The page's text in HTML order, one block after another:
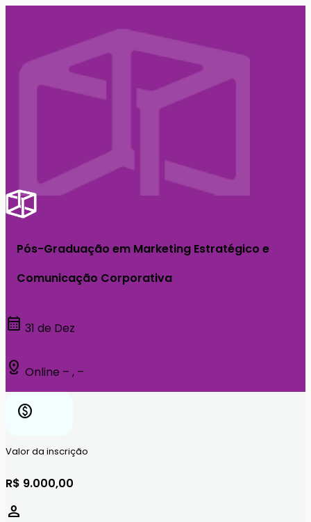
Pós-Graduação em Marketing Estratégico e
Comunicação Corporativa
calendar_month 31 de Dez
distance Online – , –
paid
Valor da inscrição
R$ 9.000,00
person